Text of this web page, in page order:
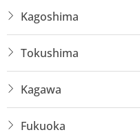
Kagoshima
Tokushima
Kagawa
Fukuoka